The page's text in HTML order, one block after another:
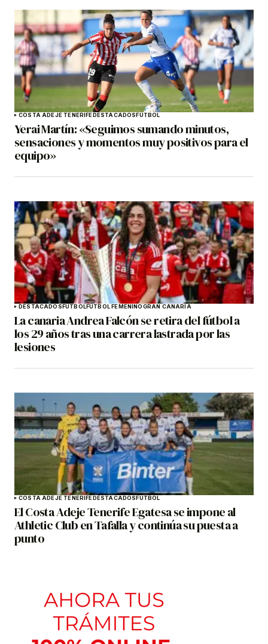
COSTA ADEJE TENERIFEDESTACADOSFÚTBOL
Yerai Martín: «Seguimos sumando minutos,
sensaciones y momentos muy positivos para el
equipo»
DESTACADOSFÚTBOLFÚTBOL FEMENINOGRAN CANARIA
La canaria Andrea Falcón se retira del fútbol a
los 29 años tras una carrera lastrada por las
lesiones
COSTA ADEJE TENERIFEDESTACADOSFÚTBOL
El Costa Adeje Tenerife Egatesa se impone al
Athletic Club en Tafalla y continúa su puesta a
punto